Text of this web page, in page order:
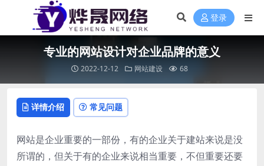
登录
专业的网站设计对企业品牌的意义
2022-12-12 网站建设 68
详情介绍 常见问题
网站是企业重要的一部份，有的企业关于建站来说是没
所谓的，但关于有的企业来说相当重要，不但重要还要